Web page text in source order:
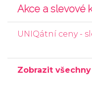
Akce a slevové
UNIQátní ceny -
Zobrazit